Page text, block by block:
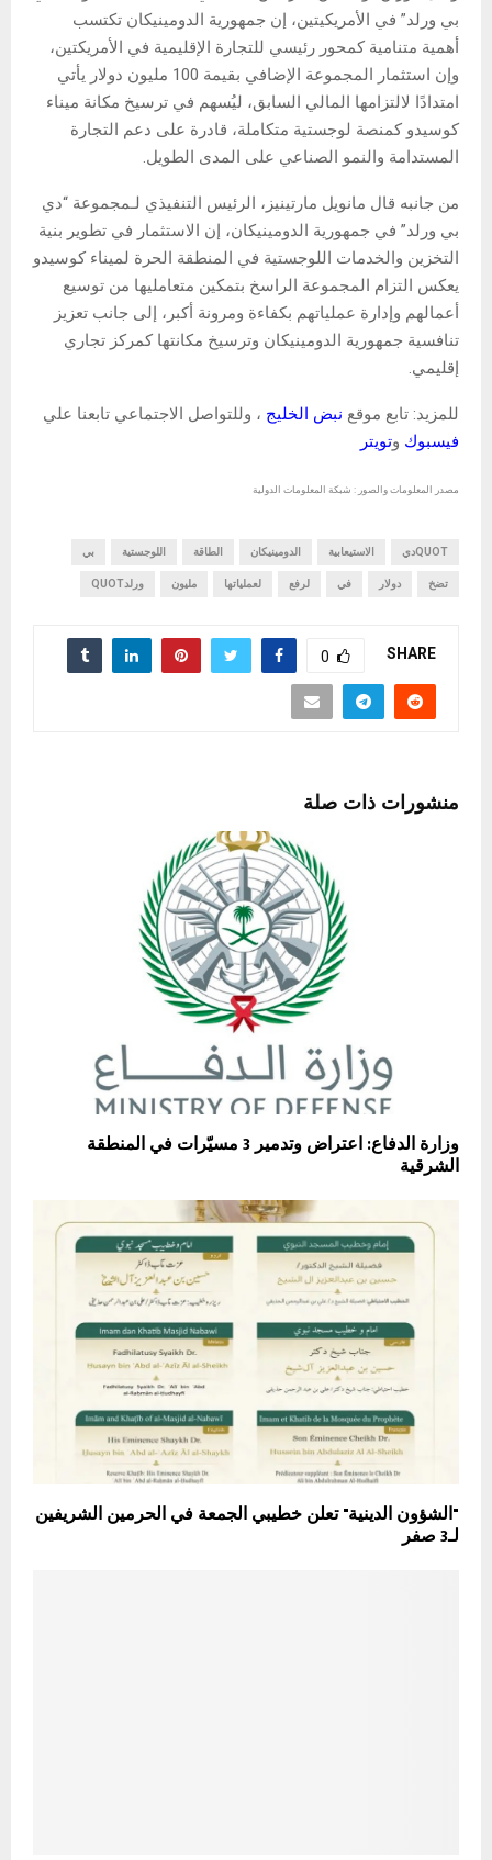
بي ورلد” في الأمريكيتين، إن جمهورية الدومينيكان تكتسب
أهمية متنامية كمحور رئيسي للتجارة الإقليمية في الأمريكتين،
وإن استثمار المجموعة الإضافي بقيمة 100 مليون دولار يأتي
امتدادًا لالتزامها المالي السابق، ليُسهم في ترسيخ مكانة ميناء
كوسيدو كمنصة لوجستية متكاملة، قادرة على دعم التجارة
المستدامة والنمو الصناعي على المدى الطويل.
من جانبه قال مانويل مارتينيز، الرئيس التنفيذي لـمجموعة “دي
بي ورلد” في جمهورية الدومينيكان، إن الاستثمار في تطوير بنية
التخزين والخدمات اللوجستية في المنطقة الحرة لميناء كوسيدو
يعكس التزام المجموعة الراسخ بتمكين متعامليها من توسيع
أعمالهم وإدارة عملياتهم بكفاءة ومرونة أكبر، إلى جانب تعزيز
تنافسية جمهورية الدومينيكان وترسيخ مكانتها كمركز تجاري
إقليمي.
للمزيد: تابع موقع نبض الخليج ، وللتواصل الاجتماعي تابعنا علي
فيسبوك وتويتر
مصدر المعلومات والصور : شبكة المعلومات الدولية
QUOTدي الاستيعابية الدومينيكان الطاقة اللوجستية بي
تضخ دولار في لرفع لعملياتها مليون ورلدQUOT
SHARE
0
منشورات ذات صلة
وزارة الدفاع: اعتراض وتدمير 3 مسيّرات في المنطقة
الشرقية
"الشؤون الدينية" تعلن خطيبي الجمعة في الحرمين الشريفين
لـ3 صفر